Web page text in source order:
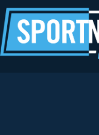
al
contenuto